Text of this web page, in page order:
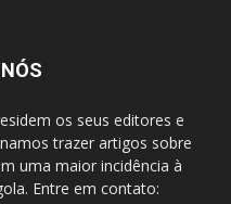
os seus editores e
trazer artigos sobre
uma maior incidência à
Entre em contato: